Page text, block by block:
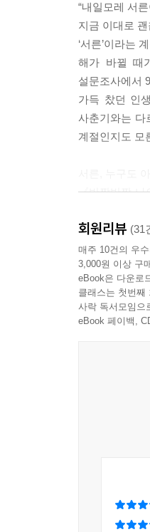
‘나를 견뎌내
이런 나를 인정
매력적인 어른
아직은 조금
돈을 벌고 사
어른이 되는
--- p.124
어쩔 수 없다
그래도 나는
아니, 순간을
그게 여행이든
--- p.237
“내일모레 서
지금 이대로
‘서른’이라는
해가 바뀔 때
설문조사에서
가득 찼던 인
사춘기와는
계절인지도 모
《반짝반짝 나
귀엽고 사랑
없더라는 ‘언
고민하고 또
《반짝반짝
나 아직 청춘
세상을 바라
나이를 먹는
응원과 함께
번쯤 느끼고
회원리뷰 (31
매주 10건의 우
3,000원 이상 구
eBook은 다운로
클래스는 첫번째
사락 독서모임으
eBook 페이백,